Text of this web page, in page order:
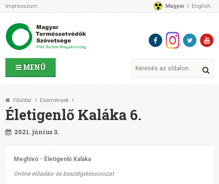
MENÜ
Impresszum Magyar English
Az MTVSZ-ről
Programok
MTVSZ ügyek és események
Tagszervezetek
Támogatóink
CSATLAKOZZ hozzánk!
Elérhetőségeink
1%
Segítsd a munkánkat!
Adományozz!
Főoldal Események
Életigenlő Kaláka 6.
2021. június 3.
Meghívó - Életigenlő Kaláka
Online előadás- és beszélgetéssorozat